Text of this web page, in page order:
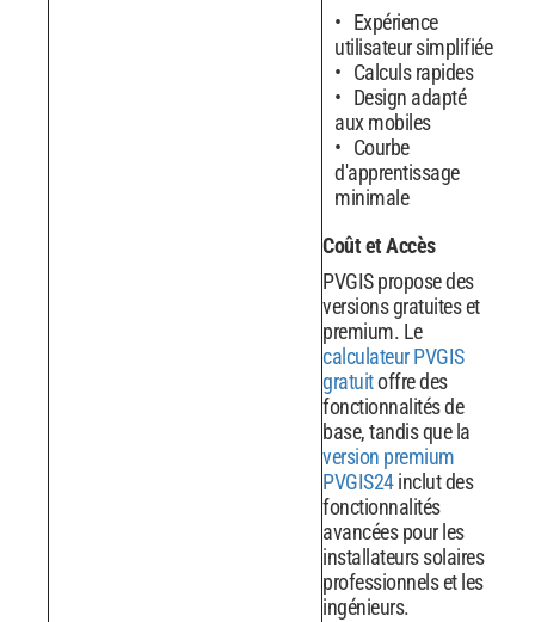
Expérience
utilisateur simplifiée
Calculs rapides
Design adapté
aux mobiles
Courbe
d'apprentissage
minimale
Coût et Accès
PVGIS propose des
versions gratuites et
premium. Le
calculateur PVGIS
gratuitoffre des
fonctionnalités de
base, tandis que la
version premium
PVGIS24inclut des
fonctionnalités
avancées pour les
installateurs solaires
professionnels et les
ingénieurs.